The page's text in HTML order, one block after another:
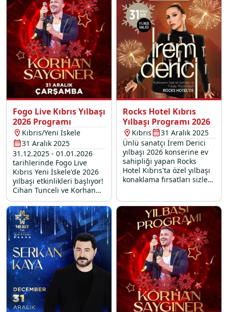
Fogo Live Kıbrıs Yılbaşı
2026 Programı
Kıbrıs/Yeni İskele
31 Aralık 2025
31.12.2025 - 01.01.2026
tarihlerinde Fogo Live
Kıbrıs Yeni İskele'de 2026
yılbaşı etkinlikleri başlıyor!
Cihan Tunceli ve Korhan
Saygıner konserleri ile
unutulmaz bir lezzet ve
eğlence deneyimi yaşayın.
Detaylı program ve
rezervasyon için tıklayın.
Rocks Hotel Kıbrıs
Yılbaşı Programı 2026
Kıbrıs
31 Aralık 2025
Ünlü sanatçı İrem Derici
yılbaşı 2026 konserine ev
sahipliği yapan Rocks
Hotel Kıbrıs'ta özel yılbaşı
konaklama fırsatları sizleri